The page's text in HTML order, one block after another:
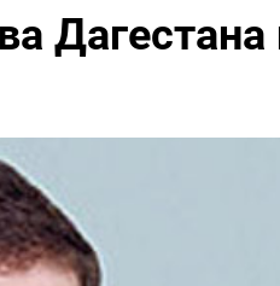
Дагестана